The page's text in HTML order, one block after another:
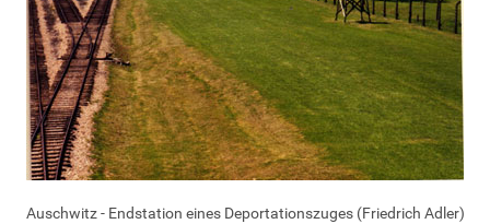
Auschwitz - Endstation eines Deportationszuges (Friedrich Adler)